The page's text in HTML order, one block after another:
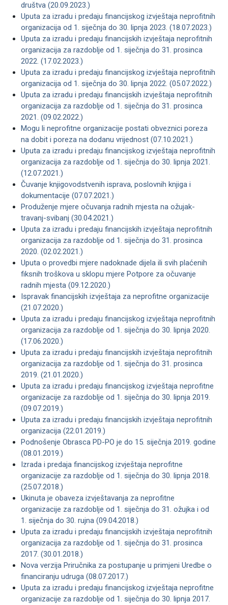
društva (20.09.2023.)
Uputa za izradu i predaju financijskog izvještaja neprofitnih
organizacija od 1. siječnja do 30. lipnja 2023. (18.07.2023.)
Uputa za izradu i predaju financijskih izvještaja neprofitnih
organizacija za razdoblje od 1. siječnja do 31. prosinca
2022. (17.02.2023.)
Uputa za izradu i predaju financijskog izvještaja neprofitnih
organizacija od 1. siječnja do 30. lipnja 2022. (05.07.2022.)
Uputa za izradu i predaju financijskih izvještaja neprofitnih
organizacija za razdoblje od 1. siječnja do 31. prosinca
2021. (09.02.2022.)
Mogu li neprofitne organizacije postati obveznici poreza
na dobit i poreza na dodanu vrijednost (07.10.2021.)
Uputa za izradu i predaju financijskog izvještaja neprofitnih
organizacija za razdoblje od 1. siječnja do 30. lipnja 2021.
(12.07.2021.)
Čuvanje knjigovodstvenih isprava, poslovnih knjiga i
dokumentacije (07.07.2021.)
Produženje mjere očuvanja radnih mjesta na ožujak-
travanj-svibanj (30.04.2021.)
Uputa za izradu i predaju financijskih izvještaja neprofitnih
organizacija za razdoblje od 1. siječnja do 31. prosinca
2020. (02.02.2021.)
Uputa o provedbi mjere nadoknade dijela ili svih plaćenih
fiksnih troškova u sklopu mjere Potpore za očuvanje
radnih mjesta (09.12.2020.)
Ispravak financijskih izvještaja za neprofitne organizacije
(21.07.2020.)
Uputa za izradu i predaju financijskog izvještaja neprofitnih
organizacija za razdoblje od 1. siječnja do 30. lipnja 2020.
(17.06.2020.)
Uputa za izradu i predaju financijskih izvještaja neprofitnih
organizacija za razdoblje od 1. siječnja do 31. prosinca
2019. (21.01.2020.)
Uputa za izradu i predaju financijskog izvještaja neprofitne
organizacije za razdoblje od 1. siječnja do 30. lipnja 2019.
(09.07.2019.)
Uputa za izradu i predaju financijskih izvještaja neprofitnih
organizacija (22.01.2019.)
Podnošenje Obrasca PD-PO je do 15. siječnja 2019. godine
(08.01.2019.)
Izrada i predaja financijskog izvještaja neprofitne
organizacije za razdoblje od 1. siječnja do 30. lipnja 2018.
(25.07.2018.)
Ukinuta je obaveza izvještavanja za neprofitne
organizacije za razdoblje od 1. siječnja do 31. ožujka i od
1. siječnja do 30. rujna (09.04.2018.)
Uputa za izradu i predaju financijskih izvještaja neprofitnih
organizacija za razdoblje od 1. siječnja do 31. prosinca
2017. (30.01.2018.)
Nova verzija Priručnika za postupanje u primjeni Uredbe o
financiranju udruga (08.07.2017.)
Uputa za izradu i predaju financijskog izvještaja neprofitne
organizacije za razdoblje od 1. siječnja do 30. lipnja 2017.